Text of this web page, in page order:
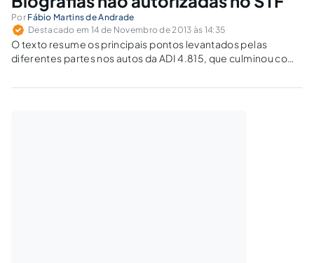
Por Fábio Martins de Andrade
Destacado em 14 de Novembro de 2013 às 14:35
O texto resume os principais pontos levantados pelas
diferentes partes nos autos da ADI 4.815, que culminou com
perante o STF.